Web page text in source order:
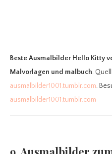
Beste Ausmalbilder Hello Kitty
Malvorlagen und malbuch.
ausmalbilder1001.tumblr.com.
ausmalbilder1001.tumblr.com